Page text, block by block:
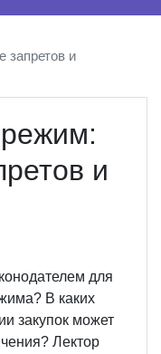
запретов и
и
для
В каких
закупок может
Лектор